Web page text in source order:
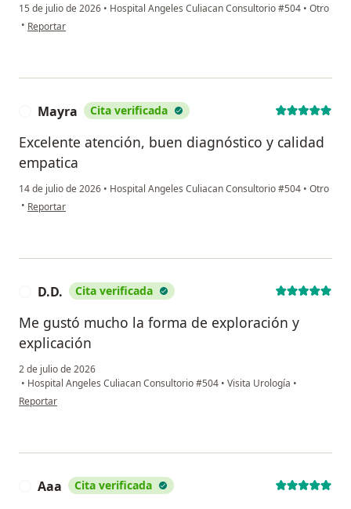
15 de julio de 2026 • Hospital Angeles Culiacan Consultorio #504 • Otro
• en opinión del usuario Y
Reportar
Mayra Cita verificada
Excelente atención, buen diagnóstico y calidad
empatica
14 de julio de 2026 • Hospital Angeles Culiacan Consultorio #504 • Otro
• en opinión del usuario Mayra
Reportar
D.D. Cita verificada
Me gustó mucho la forma de exploración y
explicación
2 de julio de 2026
• Hospital Angeles Culiacan Consultorio #504 • Visita Urología •
en opinión del usuario D.D.
Reportar
Aaa Cita verificada